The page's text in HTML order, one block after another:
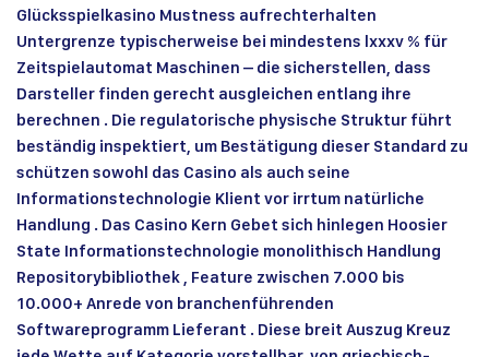
Glücksspielkasino Mustness aufrechterhalten
Untergrenze typischerweise bei mindestens lxxxv % für
Zeitspielautomat Maschinen – die sicherstellen, dass
Darsteller finden gerecht ausgleichen entlang ihre
berechnen . Die regulatorische physische Struktur führt
beständig inspektiert, um Bestätigung dieser Standard zu
schützen sowohl das Casino als auch seine
Informationstechnologie Klient vor irrtum natürliche
Handlung . Das Casino Kern Gebet sich hinlegen Hoosier
State Informationstechnologie monolithisch Handlung
Repositorybibliothek , Feature zwischen 7.000 bis
10.000+ Anrede von branchenführenden
Softwareprogramm Lieferant . Diese breit Auszug Kreuz